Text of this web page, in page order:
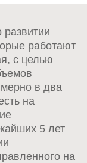
работают
с целью
в два
на
5 лет
на